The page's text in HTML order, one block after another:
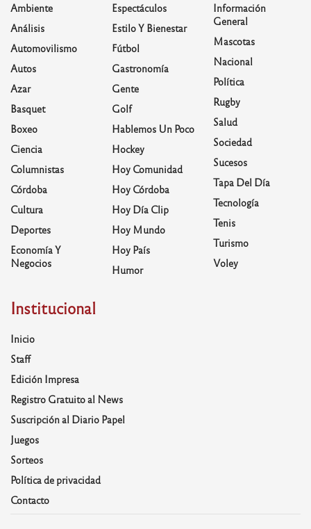
Ambiente
Análisis
Automovilismo
Autos
Azar
Basquet
Boxeo
Ciencia
Columnistas
Córdoba
Cultura
Deportes
Economía Y
Negocios
Espectáculos
Estilo Y Bienestar
Fútbol
Gastronomía
Gente
Golf
Hablemos Un Poco
Hockey
Hoy Comunidad
Hoy Córdoba
Hoy Día Clip
Hoy Mundo
Hoy País
Humor
Información
General
Mascotas
Nacional
Política
Rugby
Salud
Sociedad
Sucesos
Tapa Del Día
Tecnología
Tenis
Turismo
Voley
Institucional
Inicio
Staff
Edición Impresa
Registro Gratuito al News
Suscripción al Diario Papel
Juegos
Sorteos
Política de privacidad
Contacto